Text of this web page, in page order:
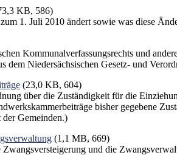
KB, 586)
1. Juli 2010 ändert sowie was diese
Kommunalverfassungs­rechts und
dem Niedersächsischen Gesetz- und
(23,0 KB, 604)
über die Zuständigkeit für die
bisher gegebene
Gemeinden.)
(1,1 MB, 669)
Zwangsversteigerung und die